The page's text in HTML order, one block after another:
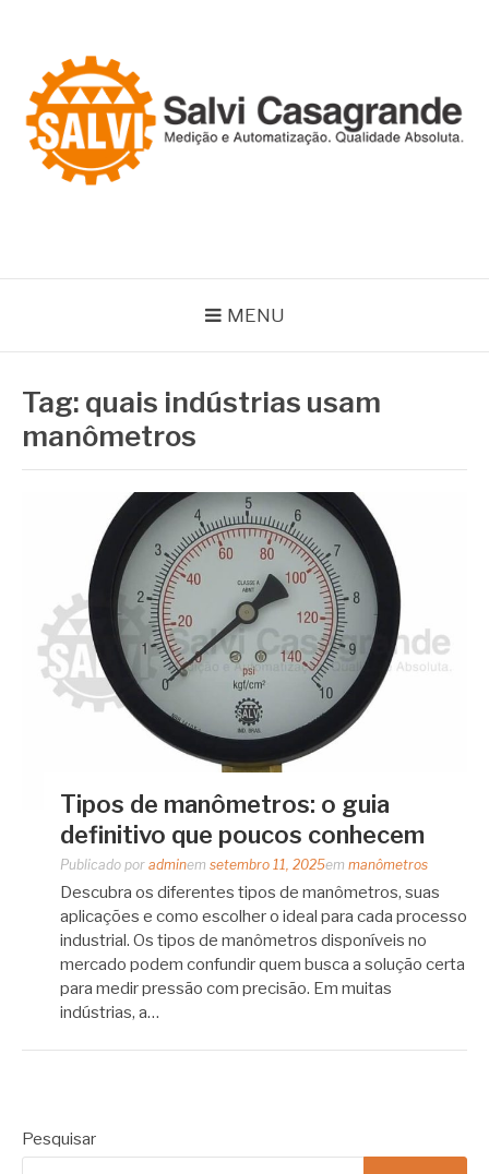
conteúdo
MENU
Tag: quais indústrias usam
manômetros
Tipos de manômetros: o guia
definitivo que poucos conhecem
Publicado por adminem setembro 11, 2025em manômetros
Descubra os diferentes tipos de manômetros, suas
aplicações e como escolher o ideal para cada processo
industrial. Os tipos de manômetros disponíveis no
mercado podem confundir quem busca a solução certa
para medir pressão com precisão. Em muitas
indústrias, a…
Pesquisar